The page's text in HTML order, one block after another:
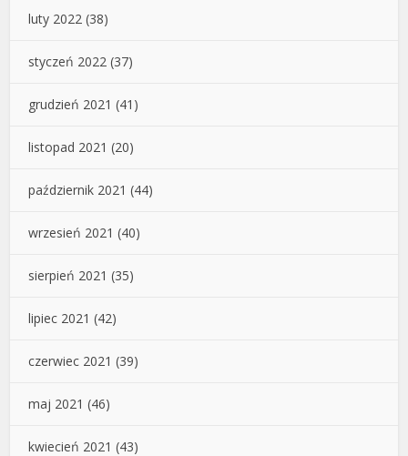
luty 2022 (38)
styczeń 2022 (37)
grudzień 2021 (41)
listopad 2021 (20)
październik 2021 (44)
wrzesień 2021 (40)
sierpień 2021 (35)
lipiec 2021 (42)
czerwiec 2021 (39)
maj 2021 (46)
kwiecień 2021 (43)